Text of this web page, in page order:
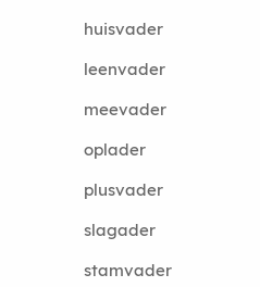
huisvader
leenvader
meevader
oplader
plusvader
slagader
stamvader